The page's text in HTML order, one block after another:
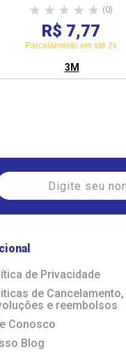
(0)
R$ 7,77
Parcelamento em até 2x
3M
de Privacidade
de Cancelamento,
e reembolsos
Conosco
Blog